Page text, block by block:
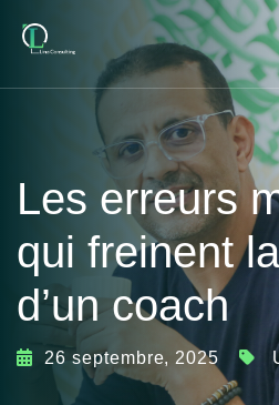
Les erreurs
qui freinent
d’un coach
26 septembre, 2025